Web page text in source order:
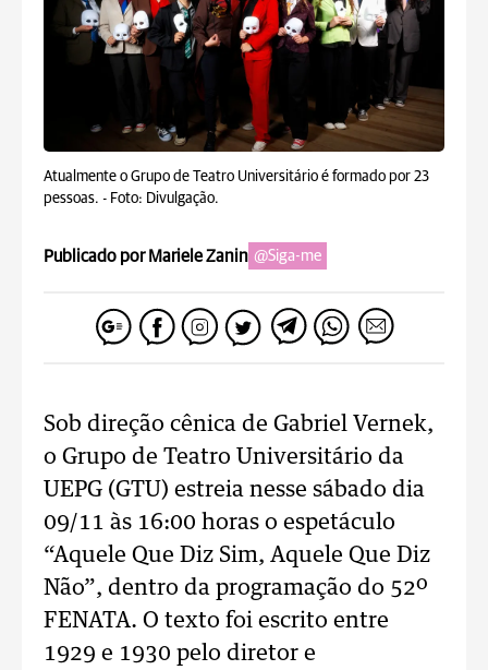
Atualmente o Grupo de Teatro Universitário é formado por 23
pessoas. - Foto: Divulgação.
Publicado por Mariele Zanin @Siga-me
Sob direção cênica de Gabriel Vernek,
o Grupo de Teatro Universitário da
UEPG (GTU) estreia nesse sábado dia
09/11 às 16:00 horas o espetáculo
“Aquele Que Diz Sim, Aquele Que Diz
Não”, dentro da programação do 52º
FENATA. O texto foi escrito entre
1929 e 1930 pelo diretor e